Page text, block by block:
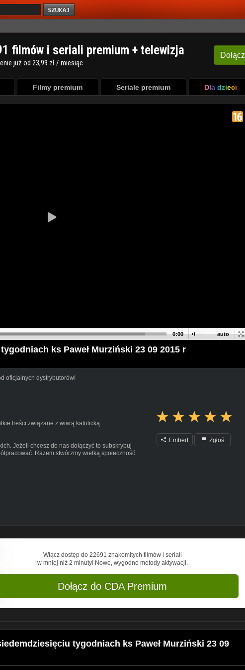
Dołącz
1 filmów i seriali premium + telewizja
już od 23,99 zł / miesiąc
Filmy premium Seriale premium Dla dzieci
auto
0:00
ks Paweł Murziński 23 09 2015 r
oficjalnych dystrybutorów!
treści związane z wiarą katolicką.
Jeżeli chcesz do nas dołączyć to subskrybuj
Razem stwórzmy wielką społeczność
facebooku:
piosenki religijne i wszelką muzykę religijną z
i wiele innych, także zamieszczamy kazania,
Embed Zgłoś
Włącz dostęp do 22691 znakomitych filmów i seriali
w mniej niż 2 minuty! Nowe, wygodne metody aktywacji.
Dołącz do CDA Premium
tygodniach ks Paweł Murziński 23 09